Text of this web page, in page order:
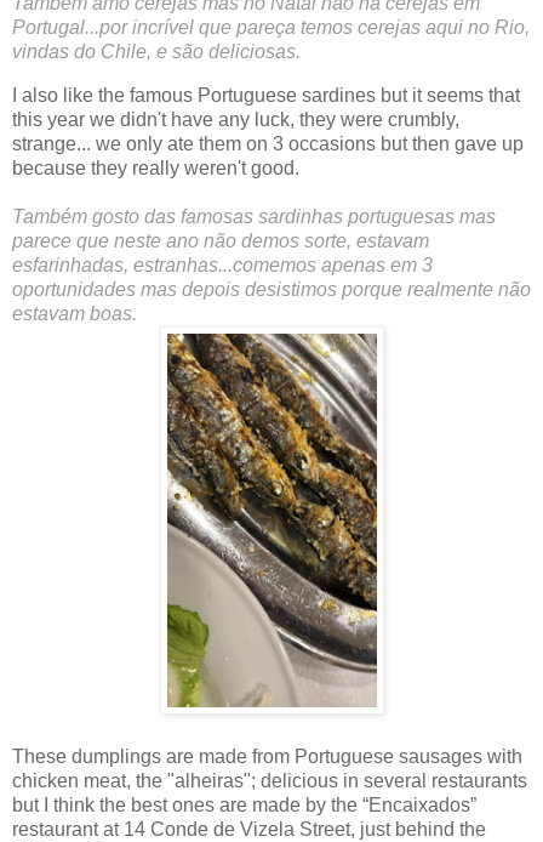
Portugal...por incrível que pareça temos cerejas aqui no Rio,
vindas do Chile, e são deliciosas.
I also like the famous Portuguese sardines but it seems that
this year we didn't have any luck, they were crumbly,
strange... we only ate them on 3 occasions but then gave up
because they really weren't good.
Também gosto das famosas sardinhas portuguesas mas
parece que neste ano não demos sorte, estavam
esfarinhadas, estranhas...comemos apenas em 3
oportunidades mas depois desistimos porque realmente não
estavam boas.
These dumplings are made from Portuguese sausages with
chicken meat, the "alheiras"; delicious in several restaurants
but I think the best ones are made by the “Encaixados”
restaurant at 14 Conde de Vizela Street, just behind the